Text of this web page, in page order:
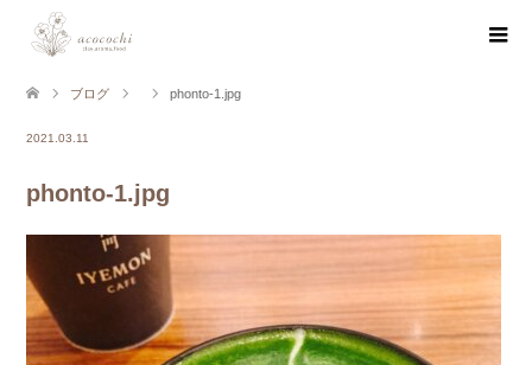
ブログ phonto-1.jpg
2021.03.11
phonto-1.jpg